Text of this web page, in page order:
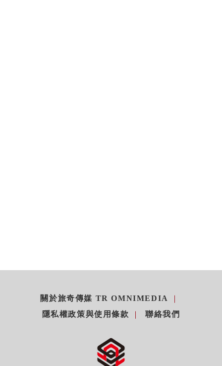
關於旅奇傳媒 TR OMNIMEDIA
隱私權政策與使用條款
聯絡我們